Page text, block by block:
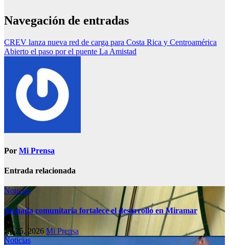
Navegación de entradas
CREV lanza nueva red de carga para Costa Rica y Centroamérica
Abierto el paso por el puente La Amistad
Por Mi Prensa
Entrada relacionada
Noticias
Jornada comunitaria fortalece el desarrollo en Miramar
Jul 25, 2026 Mi Prensa
Noticias